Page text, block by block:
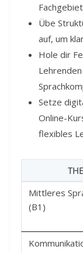
Übe
auf, um
Hole dir
Setze
Online-
flexibles
Mittleres
(B1)